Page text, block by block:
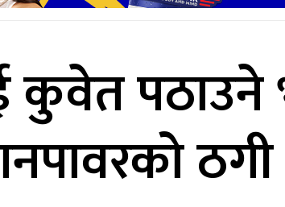
कुवेत पठाउने
ठगी